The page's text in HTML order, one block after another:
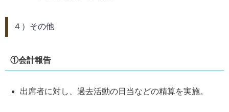
４）その他
①会計報告
出席者に対し、過去活動の日当などの精算を実施。